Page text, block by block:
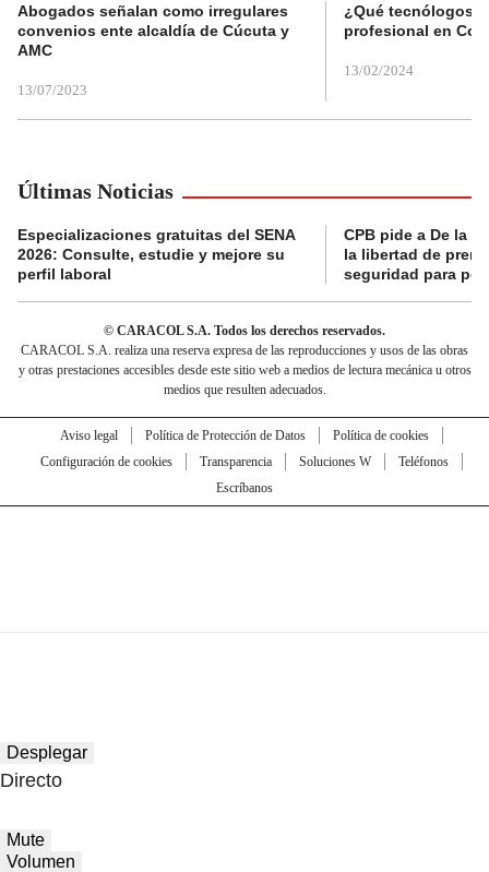
Abogados señalan como irregulares
convenios ente alcaldía de Cúcuta y
AMC
13/07/2023
¿Qué tecnólogos
profesional en
13/02/2024
Últimas Noticias
Especializaciones gratuitas del SENA
2026: Consulte, estudie y mejore su
perfil laboral
CPB pide a De la
la libertad de
seguridad para
© CARACOL S.A. Todos los derechos reservados.
CARACOL S.A. realiza una reserva expresa de las reproducciones y usos de las obras
y otras prestaciones accesibles desde este sitio web a medios de lectura mecánica u otros
medios que resulten adecuados.
Aviso legal Política de Protección de Datos
Política de cookies
Configuración de cookies
Transparencia Soluciones W
Teléfonos
Escríbanos
Desplegar
Directo
Mute
Volumen